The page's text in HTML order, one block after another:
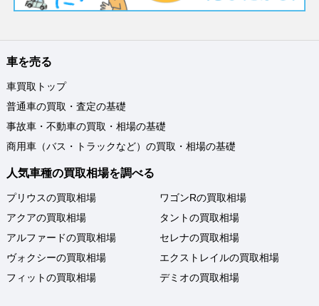
車を売る
車買取トップ
普通車の買取・査定の基礎
事故車・不動車の買取・相場の基礎
商用車（バス・トラックなど）の買取・相場の基礎
人気車種の買取相場を調べる
プリウスの買取相場
アクアの買取相場
アルファードの買取相場
ヴォクシーの買取相場
フィットの買取相場
ワゴンRの買取相場
タントの買取相場
セレナの買取相場
エクストレイルの買取相場
デミオの買取相場